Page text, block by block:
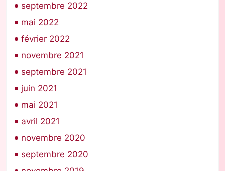
septembre 2022
mai 2022
février 2022
novembre 2021
septembre 2021
juin 2021
mai 2021
avril 2021
novembre 2020
septembre 2020